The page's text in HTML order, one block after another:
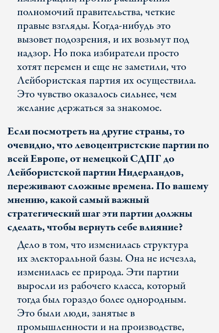
полномочий правительства, четкие
правые взгляды. Когда-нибудь это
вызовет подозрения, и их возьмут под
надзор. Но пока избиратели просто
хотят перемен и еще не заметили, что
Лейбористская партия их осуществила.
Это чувство оказалось сильнее, чем
желание держаться за знакомое.
Если посмотреть на другие страны, то
очевидно, что левоцентристские партии по
всей Европе, от немецкой СДПГ до
Лейбористской партии Нидерландов,
переживают сложные времена. По вашему
мнению, какой самый важный
стратегический шаг эти партии должны
сделать, чтобы вернуть себе влияние?
Дело в том, что изменилась структура
их электоральной базы. Она не исчезла,
изменилась ее природа. Эти партии
выросли из рабочего класса, который
тогда был гораздо более однородным.
Это были люди, занятые в
промышленности и на производстве,